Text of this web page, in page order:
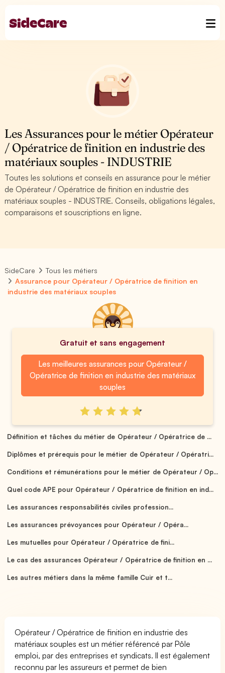
Les Assurances pour le métier Opérateur
/ Opératrice de finition en industrie des
matériaux souples - INDUSTRIE
Toutes les solutions et conseils en assurance pour le métier
de Opérateur / Opératrice de finition en industrie des
matériaux souples - INDUSTRIE. Conseils, obligations légales,
comparaisons et souscriptions en ligne.
SideCare
Tous les métiers
Assurance pour Opérateur / Opératrice de finition en
industrie des matériaux souples
Gratuit et sans engagement
Les meilleures assurances pour Opérateur /
Opératrice de finition en industrie des matériaux
souples
Définition et tâches du métier de Opérateur / Opératrice de ...
Diplômes et prérequis pour le métier de Opérateur / Opératri...
Conditions et rémunérations pour le métier de Opérateur / Op...
Quel code APE pour Opérateur / Opératrice de finition en ind...
Les assurances responsabilités civiles profession...
Les assurances prévoyances pour Opérateur / Opéra...
Les mutuelles pour Opérateur / Opératrice de fini...
Le cas des assurances Opérateur / Opératrice de finition en ...
Les autres métiers dans la même famille Cuir et t...
Opérateur / Opératrice de finition en industrie des
matériaux souples est un métier référencé par Pôle
emploi, par des entreprises et syndicats. Il est également
reconnu par les assureurs et permet de bien